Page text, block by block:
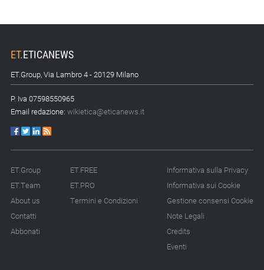
ET.ETICANEWS
ET.Group, Via Lambro 4 - 20129 Milano
P. Iva 07598550965
Email redazione: wikietica@eticanews.it
ET.Group
ET.Team
About us
Contatti
Abbonati
ET.FREE
ET.PRO
Termini e Condizioni
Informativa sulla Privacy
Informativa sui Cookie
Gestione consensi Cookie
Note Legali
Credits
Eventi